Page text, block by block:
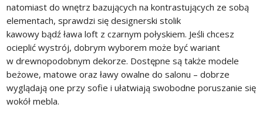
natomiast do wnętrz bazujących na kontrastujących ze sobą
elementach, sprawdzi się designerski stolik
kawowy bądź ława loft z czarnym połyskiem. Jeśli chcesz
ocieplić wystrój, dobrym wyborem może być wariant
w drewnopodobnym dekorze. Dostępne są także modele
beżowe, matowe oraz ławy owalne do salonu – dobrze
wyglądają one przy sofie i ułatwiają swobodne poruszanie się
wokół mebla.